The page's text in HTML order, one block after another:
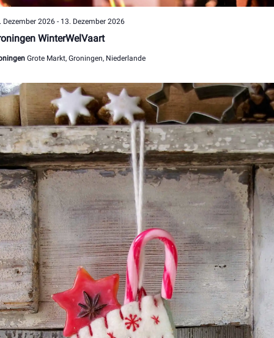
WinterWelVaart
Dezember 2026- 13. Dezember 2026
Grote Markt, Groningen, Niederlande